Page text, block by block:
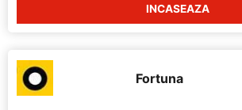
INCASEAZA
Fortuna